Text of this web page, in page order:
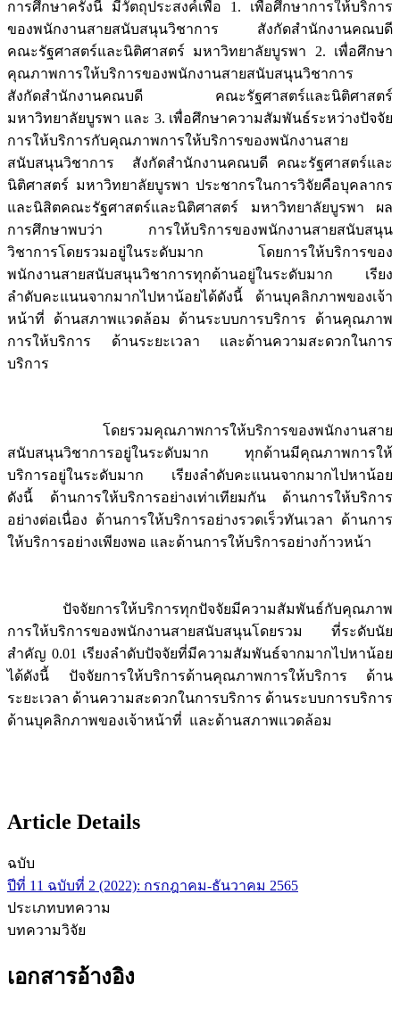
การศึกษาครั้งนี้ มีวัตถุประสงค์เพื่อ 1. เพื่อศึกษาการให้บริการ
ของพนักงานสายสนับสนุนวิชาการ สังกัดสำนักงานคณบดี
คณะรัฐศาสตร์และนิติศาสตร์ มหาวิทยาลัยบูรพา 2. เพื่อศึกษา
คุณภาพการให้บริการของพนักงานสายสนับสนุนวิชาการ
สังกัดสำนักงานคณบดี คณะรัฐศาสตร์และนิติศาสตร์
มหาวิทยาลัยบูรพา และ 3. เพื่อศึกษาความสัมพันธ์ระหว่างปัจจัย
การให้บริการกับคุณภาพการให้บริการของพนักงานสาย
สนับสนุนวิชาการ สังกัดสำนักงานคณบดี คณะรัฐศาสตร์และ
นิติศาสตร์ มหาวิทยาลัยบูรพา ประชากรในการวิจัยคือบุคลากร
และนิสิตคณะรัฐศาสตร์และนิติศาสตร์ มหาวิทยาลัยบูรพา ผล
การศึกษาพบว่า การให้บริการของพนักงานสายสนับสนุน
วิชาการโดยรวมอยู่ในระดับมาก โดยการให้บริการของ
พนักงานสายสนับสนุนวิชาการทุกด้านอยู่ในระดับมาก เรียง
ลำดับคะแนนจากมากไปหาน้อยได้ดังนี้ ด้านบุคลิกภาพของเจ้า
หน้าที่ ด้านสภาพแวดล้อม ด้านระบบการบริการ ด้านคุณภาพ
การให้บริการ ด้านระยะเวลา และด้านความสะดวกในการ
บริการ
โดยรวมคุณภาพการให้บริการของพนักงานสาย
สนับสนุนวิชาการอยู่ในระดับมาก ทุกด้านมีคุณภาพการให้
บริการอยู่ในระดับมาก เรียงลำดับคะแนนจากมากไปหาน้อย
ดังนี้ ด้านการให้บริการอย่างเท่าเทียมกัน ด้านการให้บริการ
อย่างต่อเนื่อง ด้านการให้บริการอย่างรวดเร็วทันเวลา ด้านการ
ให้บริการอย่างเพียงพอ และด้านการให้บริการอย่างก้าวหน้า
ปัจจัยการให้บริการทุกปัจจัยมีความสัมพันธ์กับคุณภาพ
การให้บริการของพนักงานสายสนับสนุนโดยรวม ที่ระดับนัย
สำคัญ 0.01 เรียงลำดับปัจจัยที่มีความสัมพันธ์จากมากไปหาน้อย
ได้ดังนี้ ปัจจัยการให้บริการด้านคุณภาพการให้บริการ ด้าน
ระยะเวลา ด้านความสะดวกในการบริการ ด้านระบบการบริการ
ด้านบุคลิกภาพของเจ้าหน้าที่ และด้านสภาพแวดล้อม
Article Details
ฉบับ
ปีที่ 11 ฉบับที่ 2 (2022): กรกฎาคม-ธันวาคม 2565
ประเภทบทความ
บทความวิจัย
เอกสารอ้างอิง